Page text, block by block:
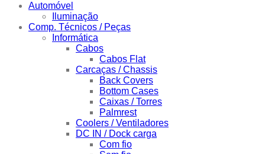
Automóvel
Iluminação
Comp. Técnicos / Peças
Informática
Cabos
Cabos Flat
Carcaças / Chassis
Back Covers
Bottom Cases
Caixas / Torres
Palmrest
Coolers / Ventiladores
DC IN / Dock carga
Com fio